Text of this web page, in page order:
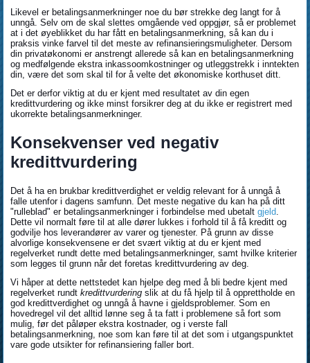
Likevel er betalingsanmerkninger noe du bør strekke deg langt for å
unngå. Selv om de skal slettes omgående ved oppgjør, så er problemet
at i det øyeblikket du har fått en betalingsanmerkning, så kan du i
praksis vinke farvel til det meste av refinansieringsmuligheter. Dersom
din privatøkonomi er anstrengt allerede så kan en betalingsanmerkning
og medfølgende ekstra inkassoomkostninger og utleggstrekk i inntekten
din, være det som skal til for å velte det økonomiske korthuset ditt.
Det er derfor viktig at du er kjent med resultatet av din egen
kredittvurdering og ikke minst forsikrer deg at du ikke er registrert med
ukorrekte betalingsanmerkninger.
Konsekvenser ved negativ
kredittvurdering
Det å ha en brukbar kredittverdighet er veldig relevant for å unngå å
falle utenfor i dagens samfunn. Det meste negative du kan ha på ditt
"rulleblad" er betalingsanmerkninger i forbindelse med ubetaltgjeld.
Dette vil normalt føre til at alle dører lukkes i forhold til å få kreditt og
godvilje hos leverandører av varer og tjenester. På grunn av disse
alvorlige konsekvensene er det svært viktig at du er kjent med
regelverket rundt dette med betalingsanmerkninger, samt hvilke kriterier
som legges til grunn når det foretas kredittvurdering av deg.
Vi håper at dette nettstedet kan hjelpe deg med å bli bedre kjent med
regelverket rundtkredittvurdering slik at du få hjelp til å opprettholde en
god kredittverdighet og unngå å havne i gjeldsproblemer. Som en
hovedregel vil det alltid lønne seg å ta fatt i problemene så fort som
mulig, før det påløper ekstra kostnader, og i verste fall
betalingsanmerkning, noe som kan føre til at det som i utgangspunktet
vare gode utsikter for refinansiering faller bort.